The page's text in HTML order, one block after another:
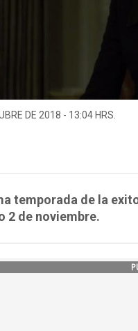
DE 2018 - 13:04 HRS.
temporada de la
2 de noviembre.